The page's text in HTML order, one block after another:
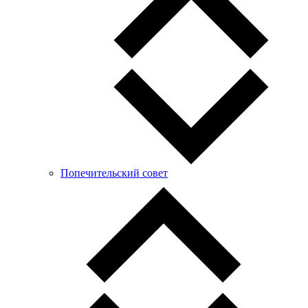
Попечительский совет